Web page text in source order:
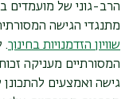
הרב-גוני של מועמדים
מתנגדי הגישה
שוויון הזדמנויות בחינוך.
המסורתיים מעניקה
גישה ואמצעים להתכונן